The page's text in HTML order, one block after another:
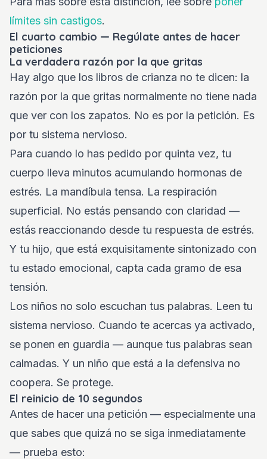
límites sin castigos.
El cuarto cambio — Regúlate antes de hacer
peticiones
La verdadera razón por la que gritas
Hay algo que los libros de crianza no te dicen: la
razón por la que gritas normalmente no tiene nada
que ver con los zapatos. No es por la petición. Es
por tu sistema nervioso.
Para cuando lo has pedido por quinta vez, tu
cuerpo lleva minutos acumulando hormonas de
estrés. La mandíbula tensa. La respiración
superficial. No estás pensando con claridad —
estás reaccionando desde tu respuesta de estrés.
Y tu hijo, que está exquisitamente sintonizado con
tu estado emocional, capta cada gramo de esa
tensión.
Los niños no solo escuchan tus palabras. Leen tu
sistema nervioso. Cuando te acercas ya activado,
se ponen en guardia — aunque tus palabras sean
calmadas. Y un niño que está a la defensiva no
coopera. Se protege.
El reinicio de 10 segundos
Antes de hacer una petición — especialmente una
que sabes que quizá no se siga inmediatamente
— prueba esto: